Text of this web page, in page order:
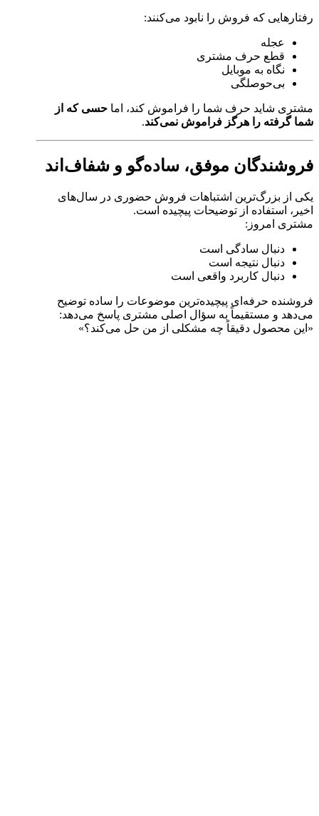
رفتارهایی که فروش را نابود می‌کنند:
عجله
قطع حرف مشتری
نگاه به موبایل
بی‌حوصلگی
مشتری شاید حرف شما را فراموش کند، اما حسی که از
شما گرفته را هرگز فراموش نمی‌کند.
فروشندگان موفق، ساده‌گو و شفاف‌اند
یکی از بزرگ‌ترین اشتباهات فروش حضوری در سال‌های
اخیر، استفاده از توضیحات پیچیده است.
مشتری امروز:
دنبال سادگی است
دنبال نتیجه است
دنبال کاربرد واقعی است
فروشنده حرفه‌ای پیچیده‌ترین موضوعات را ساده توضیح
می‌دهد و مستقیماً به سؤال اصلی مشتری پاسخ می‌دهد:
«این محصول دقیقاً چه مشکلی از من حل می‌کند؟»